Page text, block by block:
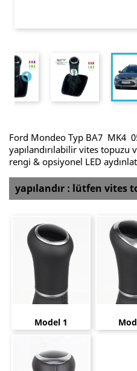
Ford Mondeo Typ BA7 MK4
yapılandırılabilir vites
rengi & opsiyonel LED
yapılandır : lütfen vites
Model 1